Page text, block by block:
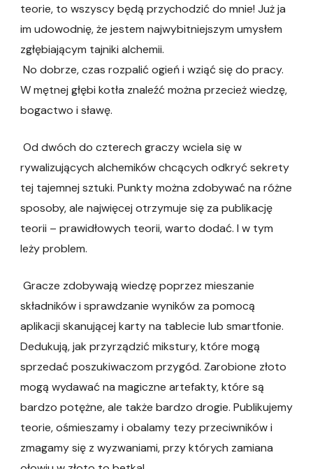
teorie, to wszyscy będą przychodzić do mnie! Już ja
im udowodnię, że jestem najwybitniejszym umysłem
zgłębiającym tajniki alchemii.
No dobrze, czas rozpalić ogień i wziąć się do pracy.
W mętnej głębi kotła znaleźć można przecież wiedzę,
bogactwo i sławę.
Od dwóch do czterech graczy wciela się w
rywalizujących alchemików chcących odkryć sekrety
tej tajemnej sztuki. Punkty można zdobywać na różne
sposoby, ale najwięcej otrzymuje się za publikację
teorii – prawidłowych teorii, warto dodać. I w tym
leży problem.
Gracze zdobywają wiedzę poprzez mieszanie
składników i sprawdzanie wyników za pomocą
aplikacji skanującej karty na tablecie lub smartfonie.
Dedukują, jak przyrządzić mikstury, które mogą
sprzedać poszukiwaczom przygód. Zarobione złoto
mogą wydawać na magiczne artefakty, które są
bardzo potężne, ale także bardzo drogie. Publikujemy
teorie, ośmieszamy i obalamy tezy przeciwników i
zmagamy się z wyzwaniami, przy których zamiana